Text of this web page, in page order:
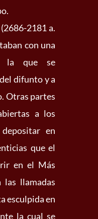
2181 a.
con una
la que se
difunto y a
Otras partes
a los
en
que el
en el Más
llamadas
esculpida en
la cual se